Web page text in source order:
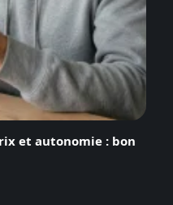
et autonomie : bon